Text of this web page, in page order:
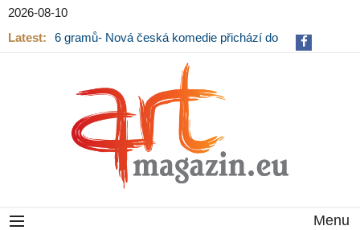
2026-08-10
Latest:
6 gramů- Nová česká komedie přichází do
Menu